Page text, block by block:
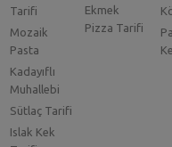
Tarifi
Mozaik
Pasta
Kadayıflı
Muhallebi
Sütlaç Tarifi
Islak Kek
Ekmek
Pizza Tarifi